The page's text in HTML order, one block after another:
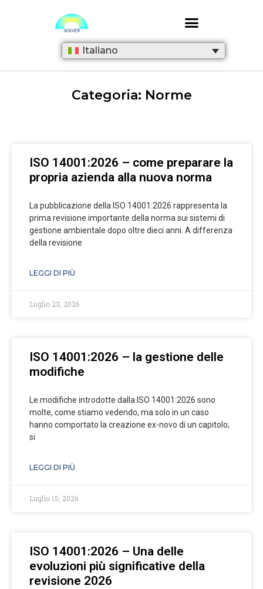
Italiano
Categoria: Norme
ISO 14001:2026 – come preparare la
propria azienda alla nuova norma
La pubblicazione della ISO 14001:2026 rappresenta la
prima revisione importante della norma sui sistemi di
gestione ambientale dopo oltre dieci anni. A differenza
della revisione
LEGGI DI PIÙ
Luglio 23, 2026
ISO 14001:2026 – la gestione delle
modifiche
Le modifiche introdotte dalla ISO 14001:2026 sono
molte, come stiamo vedendo, ma solo in un caso
hanno comportato la creazione ex-novo di un capitolo;
si
LEGGI DI PIÙ
Luglio 15, 2026
ISO 14001:2026 – Una delle
evoluzioni più significative della
revisione 2026